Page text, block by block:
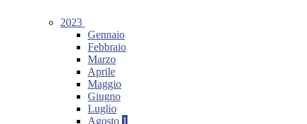
2023
Gennaio
Febbraio
Marzo
Aprile
Maggio
Giugno
Luglio
Agosto 1